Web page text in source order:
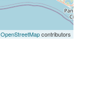
OpenStreetMapcontributors